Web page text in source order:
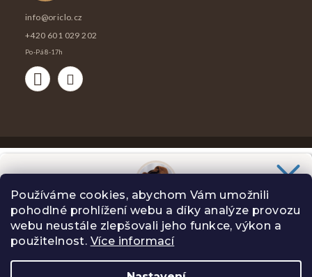
Používáme cookies, abychom Vám umožnili
pohodlné prohlížení webu a díky analýze provozu
webu neustále zlepšovali jeho funkce, výkon a
použitelnost. Více informací
info@oriclo.cz
+420 601 029 202
Po-Pá 8-17h
Oriclo. Všechna práva vyhrazena.
Vytvořil Shoptet
Chceš slevu 100 Kč na svůj nákup?
Slibuji Ti na psí uši, že Tě nebudu spamovat zbytečnostmi.